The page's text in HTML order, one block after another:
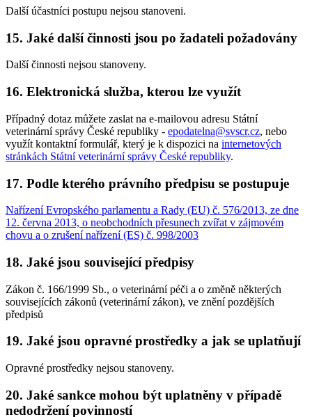
Další účastníci postupu nejsou stanoveni.
15. Jaké další činnosti jsou po žadateli požadovány
Další činnosti nejsou stanoveny.
16. Elektronická služba, kterou lze využít
Případný dotaz můžete zaslat na e-mailovou adresu Státní
veterinární správy České republiky - epodatelna@svscr.cz, nebo
využít kontaktní formulář, který je k dispozici na internetových
stránkách Státní veterinární správy České republiky.
17. Podle kterého právního předpisu se postupuje
Nařízení Evropského parlamentu a Rady (EU) č. 576/2013, ze dne
12. června 2013, o neobchodních přesunech zvířat v zájmovém
chovu a o zrušení nařízení (ES) č. 998/2003
18. Jaké jsou související předpisy
Zákon č. 166/1999 Sb., o veterinární péči a o změně některých
souvisejících zákonů (veterinární zákon), ve znění pozdějších
předpisů
19. Jaké jsou opravné prostředky a jak se uplatňují
Opravné prostředky nejsou stanoveny.
20. Jaké sankce mohou být uplatněny v případě
nedodržení povinností